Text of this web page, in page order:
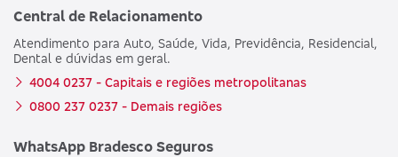
Central de Relacionamento
Atendimento para Auto, Saúde, Vida, Previdência, Residencial,
Dental e dúvidas em geral.
4004 0237 - Capitais e regiões metropolitanas
0800 237 0237 - Demais regiões
WhatsApp Bradesco Seguros